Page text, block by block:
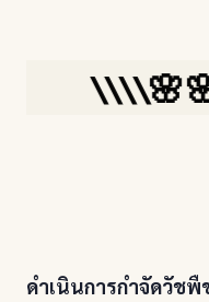
ดำเนินการกำจัดวัช